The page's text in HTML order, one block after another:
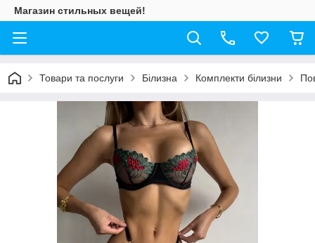
Магазин стильных вещей!
Товари та послуги Білизна Комплекти білизни